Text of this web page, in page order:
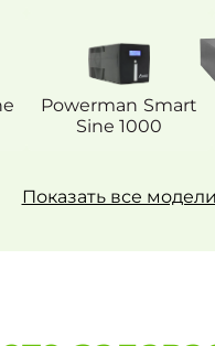
Powerman Smart
Sine 1000
Показать все модели